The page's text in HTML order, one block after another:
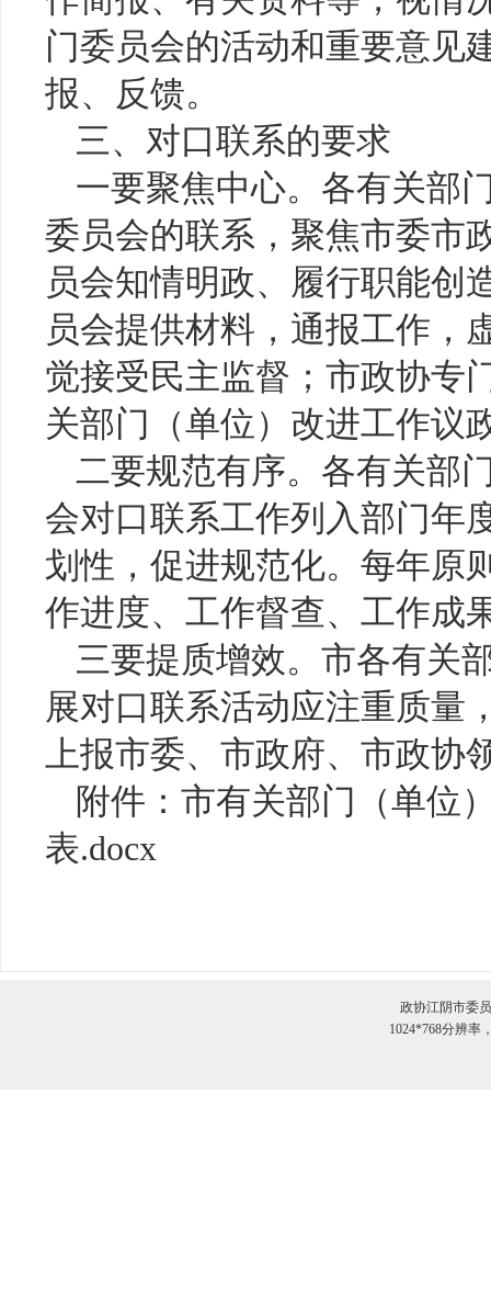
门委员会的活动和重要意见
报、反馈。
三、对口联系的要求
一要聚焦中心。各有关部
委员会的联系，聚焦市委市
员会知情明政、履行职能创
员会提供材料，通报工作，
觉接受民主监督；市政协专
关部门（单位）改进工作议
二要规范有序。各有关部
会对口联系工作列入部门年
划性，促进规范化。每年原
作进度、工作督查、工作成
三要提质增效。市各有关
展对口联系活动应注重质量
上报市委、市政府、市政协
附件： 市有关部门（单位
表.docx
政协江阴市委
1024*768分辨率